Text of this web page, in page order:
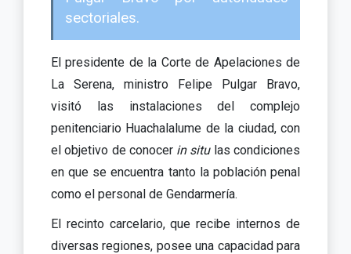
sectoriales.
El presidente de la Corte de Apelaciones de
La Serena, ministro Felipe Pulgar Bravo,
visitó las instalaciones del complejo
penitenciario Huachalalume de la ciudad, con
el objetivo de conocer in situlas condiciones
en que se encuentra tanto la población penal
como el personal de Gendarmería.
El recinto carcelario, que recibe internos de
diversas regiones, posee una capacidad para